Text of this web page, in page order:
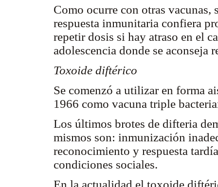
Como ocurre con otras vacunas,
respuesta inmunitaria confiera
repetir dosis si hay atraso en el
adolescencia donde se aconseja
Toxoide diftérico
Se comenzó a utilizar en forma
1966 como vacuna triple
Los últimos brotes de difteria
mismos son: inmunización
reconocimiento y respuesta
condiciones sociales.